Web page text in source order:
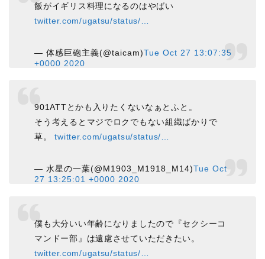
飯がイギリス料理になるのはやばい
twitter.com/ugatsu/status/…
— 体感巨砲主義(@taicam)Tue Oct 27 13:07:35
+0000 2020
901ATTとかも入りたくないなぁとふと。
そう考えるとマジでロクでもない組織ばかりで
草。twitter.com/ugatsu/status/…
— 水星の一葉(@M1903_M1918_M14)Tue Oct
27 13:25:01 +0000 2020
僕も大分いい年齢になりましたので『セクシーコ
マンドー部』は遠慮させていただきたい。
twitter.com/ugatsu/status/…